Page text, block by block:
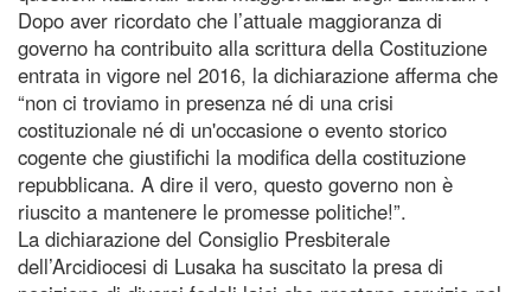
Dopo aver ricordato che l’attuale maggioranza di
governo ha contribuito alla scrittura della Costituzione
entrata in vigore nel 2016, la dichiarazione afferma che
“non ci troviamo in presenza né di una crisi
costituzionale né di un'occasione o evento storico
cogente che giustifichi la modifica della costituzione
repubblicana. A dire il vero, questo governo non è
riuscito a mantenere le promesse politiche!”.
La dichiarazione del Consiglio Presbiterale
dell’Arcidiocesi di Lusaka ha suscitato la presa di